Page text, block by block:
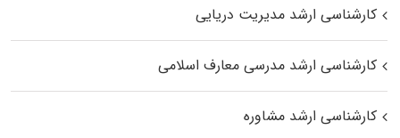
کارشناسی ارشد مدیریت دریایی
کارشناسی ارشد مدرسی معارف اسلامی
کارشناسی ارشد مشاوره